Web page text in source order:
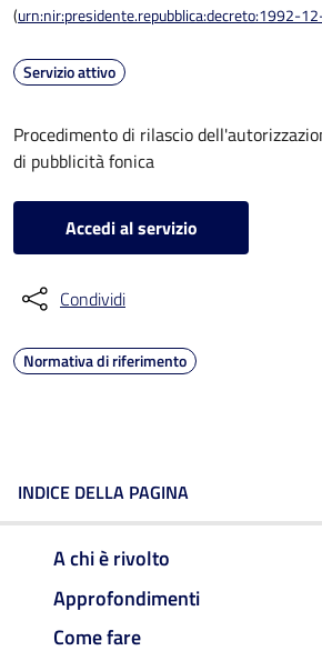
(urn:nir:presidente.repubblica:decreto:1992-
Servizio attivo
Procedimento di rilascio
di pubblicità fonica
Accedi al servizio
Condividi
Normativa di riferimento
INDICE DELLA PAGINA
A chi è rivolto
Approfondimenti
Come fare